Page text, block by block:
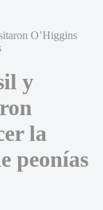
y
la
peonías